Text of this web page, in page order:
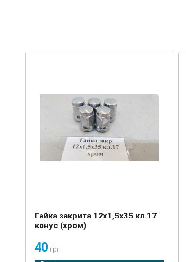
Гайка закрита 12х1,5х35 кл.17
конус (хром)
40 грн